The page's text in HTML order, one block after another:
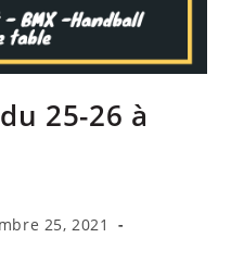
25-26 à
25, 2021